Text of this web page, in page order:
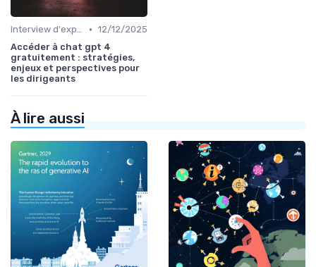
Interview d'expert • 12/12/2025
Accéder à chat gpt 4
gratuitement : stratégies,
enjeux et perspectives pour
les dirigeants
À lire aussi